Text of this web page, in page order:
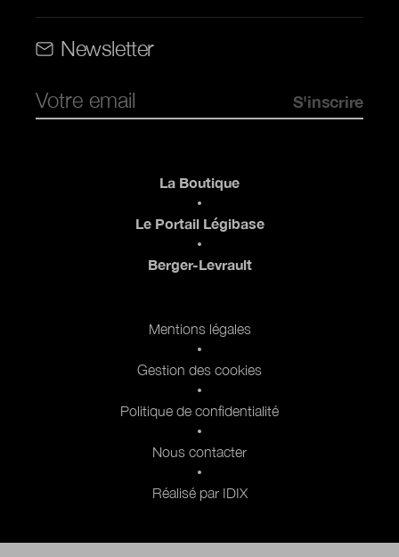
Newsletter
La Boutique
Le Portail Légibase
Berger-Levrault
Mentions légales
Gestion des cookies
Politique de confidentialité
Nous contacter
Réalisé par IDIX